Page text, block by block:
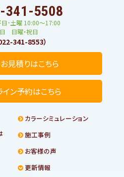
341-5508
･土曜 10:00〜17:00
日曜・祝日
022-341-8553）
見積りはこちら
イン予約はこちら
カラーシミュレーション
施工事例
お客様の声
更新情報